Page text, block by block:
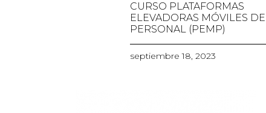
CURSO PLATAFORMAS
ELEVADORAS MÓVILES DE
PERSONAL (PEMP)
septiembre 18, 2023